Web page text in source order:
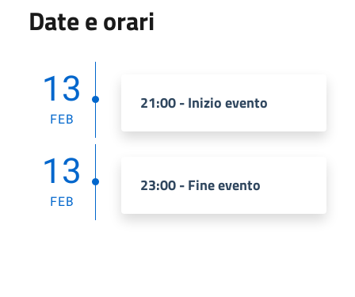
Date e orari
13
FEB
21:00 - Inizio evento
13
FEB
23:00 - Fine evento